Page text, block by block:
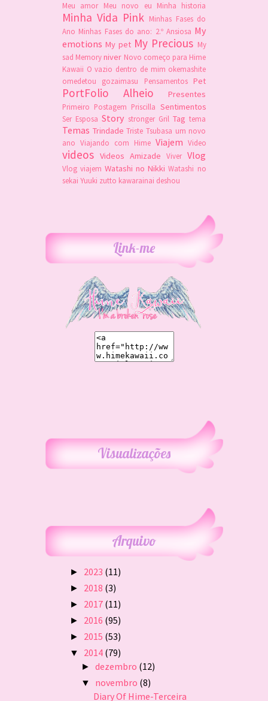
Meu amor Meu novo eu Minha historia
Minha Vida Pink Minhas Fases do
Ano Minhas Fases do ano: 2.º Ansiosa My
emotions My pet My Precious My
sad Memory niver Novo começo para Hime
Kawaii O vazio dentro de mim okemashite
omedetou gozaimasu
Pensamentos Pet
PortFolio Alheio Presentes
Primeiro Postagem Priscilla Sentimentos
Ser Esposa Story stronger Gril Tag tema
Temas Trindade Triste Tsubasa um novo
ano Viajando com Hime Viajem Video
videos Videos Amizade Viver Vlog
Vlog viajem Watashi no Nikki Watashi no
sekai Yuuki zutto kawarainai deshou
Link-me
Visualizações
Arquivo
► 2023 (11)
► 2018 (3)
► 2017 (11)
► 2016 (95)
► 2015 (53)
▼ 2014 (79)
►dezembro (12)
▼ novembro (8)
Diary Of Hime-Terceira